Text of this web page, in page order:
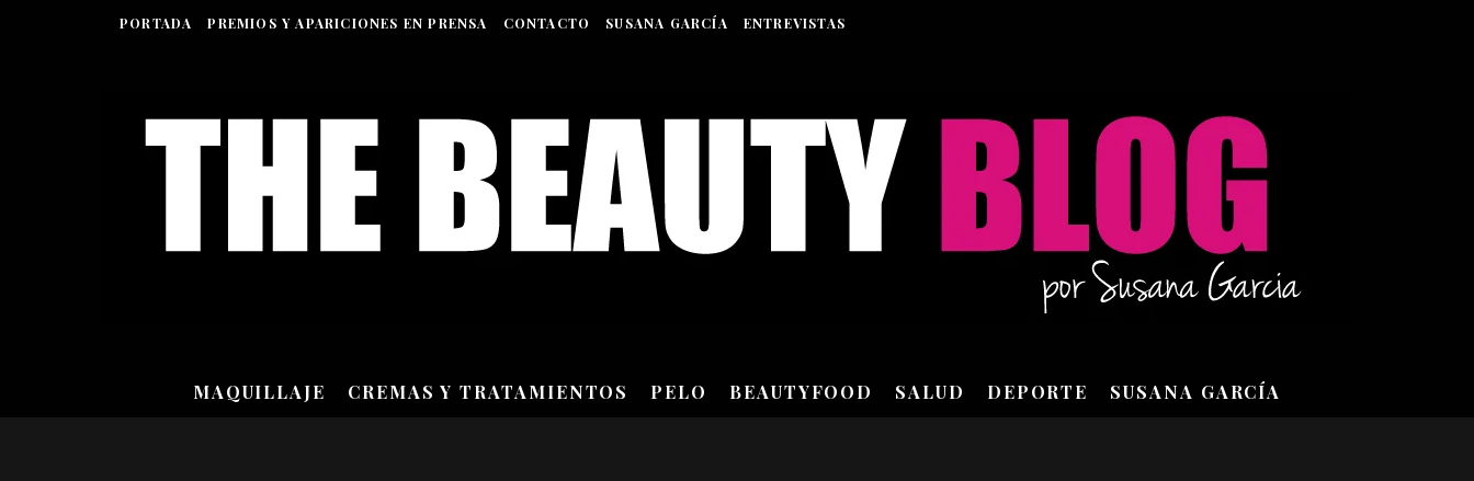
PORTADA PREMIOS Y APARICIONES EN PRENSA CONTACTO SUSANA GARCÍA ENTREVISTAS
MAQUILLAJE CREMAS Y TRATAMIENTOS PELO BEAUTYFOOD SALUD DEPORTE SUSANA GARCÍA